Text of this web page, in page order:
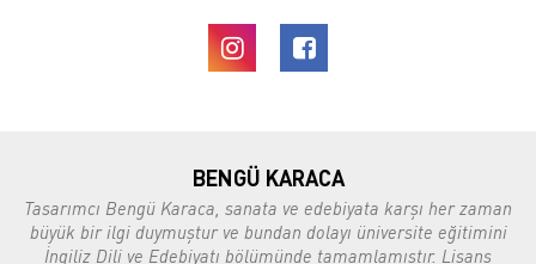
BENGÜ KARACA
Tasarımcı Bengü Karaca, sanata ve edebiyata karşı her zaman
büyük bir ilgi duymuştur ve bundan dolayı üniversite eğitimini
İngiliz Dili ve Edebiyatı bölümünde tamamlamıştır. Lisans